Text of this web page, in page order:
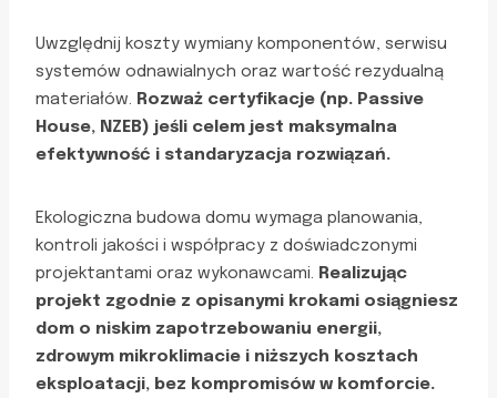
Uwzględnij koszty wymiany komponentów, serwisu
systemów odnawialnych oraz wartość rezydualną
materiałów. Rozważ certyfikacje (np. Passive
House, NZEB) jeśli celem jest maksymalna
efektywność i standaryzacja rozwiązań.
Ekologiczna budowa domu wymaga planowania,
kontroli jakości i współpracy z doświadczonymi
projektantami oraz wykonawcami. Realizując
projekt zgodnie z opisanymi krokami osiągniesz
dom o niskim zapotrzebowaniu energii,
zdrowym mikroklimacie i niższych kosztach
eksploatacji, bez kompromisów w komforcie.